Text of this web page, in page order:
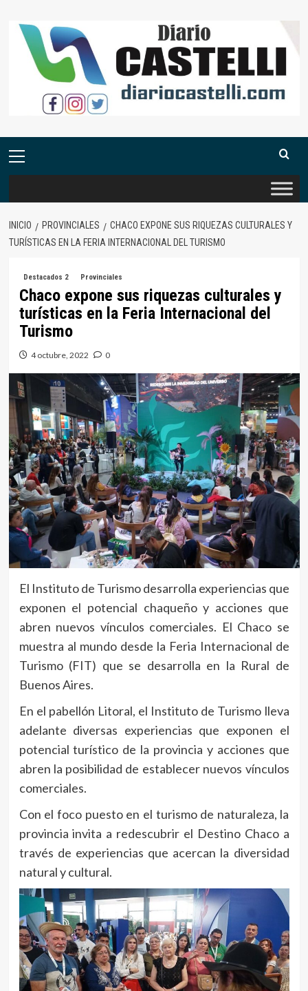
contenido
Menú
INICIO PROVINCIALES
CHACO EXPONE SUS RIQUEZAS CULTURALES Y
TURÍSTICAS EN LA FERIA INTERNACIONAL DEL TURISMO
Destacados 2 Provinciales
Chaco expone sus riquezas culturales y
turísticas en la Feria Internacional del
Turismo
4 octubre, 2022 0
El Instituto de Turismo desarrolla experiencias que
exponen el potencial chaqueño y acciones que
abren nuevos vínculos comerciales. El Chaco se
muestra al mundo desde la Feria Internacional de
Turismo (FIT) que se desarrolla en la Rural de
Buenos Aires.
En el pabellón Litoral, el Instituto de Turismo lleva
adelante diversas experiencias que exponen el
potencial turístico de la provincia y acciones que
abren la posibilidad de establecer nuevos vínculos
comerciales.
Con el foco puesto en el turismo de naturaleza, la
provincia invita a redescubrir el Destino Chaco a
través de experiencias que acercan la diversidad
natural y cultural.